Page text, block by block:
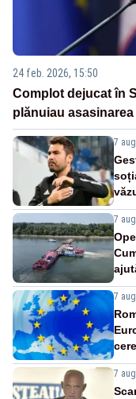
24 feb. 2026, 15:50
Complot dejucat în
plănuiau
7
7
7
7